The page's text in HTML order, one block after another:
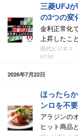
三菱UFJ
の3つの変
金利正常化
上昇したこ
現代ビジネス
07:00
2026年7月22日
ほったら
ンロを不
アラジンの
ヒット商品